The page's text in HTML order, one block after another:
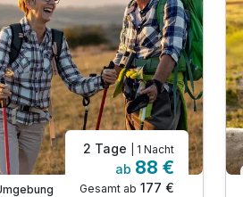
2 Tage | 1 Nacht
ab 88 €
Gesamt ab 177 €